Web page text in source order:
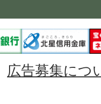
広告募集につ